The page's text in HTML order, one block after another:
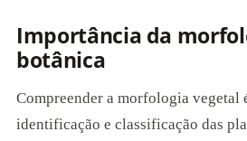
Importância da
botânica
Compreender a morfologia vegetal
identificação e classificação das